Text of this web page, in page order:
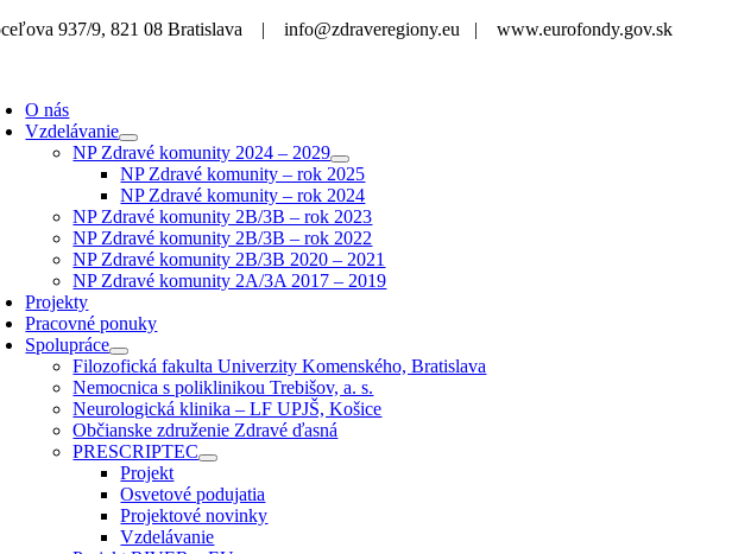
Skip
937/9, 821 08 Bratislava | info@zdraveregiony.eu | www.eurofondy.gov.sk
O nás
Vzdelávanie
NP Zdravé komunity 2024 – 2029
NP Zdravé komunity – rok 2025
NP Zdravé komunity – rok 2024
NP Zdravé komunity 2B/3B – rok 2023
NP Zdravé komunity 2B/3B – rok 2022
NP Zdravé komunity 2B/3B 2020 – 2021
NP Zdravé komunity 2A/3A 2017 – 2019
Projekty
Pracovné ponuky
Spolupráce
Filozofická fakulta Univerzity Komenského, Bratislava
Nemocnica s poliklinikou Trebišov, a. s.
Neurologická klinika – LF UPJŠ, Košice
Občianske združenie Zdravé ďasná
PRESCRIPTEC
Projekt
Osvetové podujatia
Projektové novinky
Vzdelávanie